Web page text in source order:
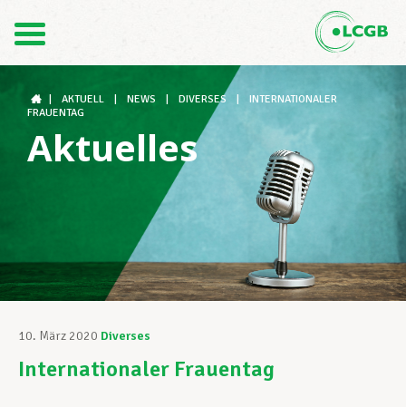
FR
Der LCGB
Gewerkschaftsstrukturen
Unterstützung im Arbeitsalltag
Ihre Rechte
AKTUELL NEWS DIVERSES
INTERNATIONALER
FRAUENTAG
Aktuelles
10. März 2020 Diverses
Internationaler Frauentag